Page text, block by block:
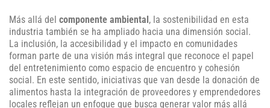
Más allá del componente ambiental, la sostenibilidad en esta
industria también se ha ampliado hacia una dimensión social.
La inclusión, la accesibilidad y el impacto en comunidades
forman parte de una visión más integral que reconoce el papel
del entretenimiento como espacio de encuentro y cohesión
social. En este sentido, iniciativas que van desde la donación de
alimentos hasta la integración de proveedores y emprendedores
locales reflejan un enfoque que busca generar valor más allá